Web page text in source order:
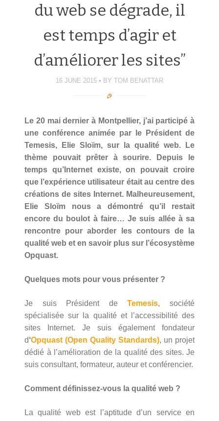
du web se dégrade, il
est temps d’agir et
d’améliorer les sites”
16 JUNE 2015 BY TOM BENATTAR
Le 20 mai dernier à Montpellier, j’ai participé à
une conférence animée par le Président de
Temesis, Elie Sloïm, sur la qualité web. Le
thème pouvait prêter à sourire. Depuis le
temps qu’Internet existe, on pouvait croire
que l’expérience utilisateur était au centre des
créations de sites Internet. Malheureusement,
Elie Sloïm nous a démontré qu’il restait
encore du boulot à faire… Je suis allée à sa
rencontre pour aborder les contours de la
qualité web et en savoir plus sur l’écosystème
Opquast.
Quelques mots pour vous présenter ?
Je suis Président deTemesis, société
spécialisée sur la qualité et l’accessibilité des
sites Internet. Je suis également fondateur
d‘Opquast (Open Quality Standards), un projet
dédié à l’amélioration de la qualité des sites. Je
suis consultant, formateur, auteur et conférencier.
Comment définissez-vous la qualité web ?
La qualité web est l’aptitude d’un service en